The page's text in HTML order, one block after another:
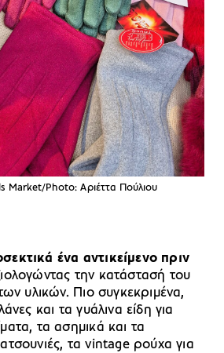
Market/Photo: Aριέττα Πούλιου
ένα αντικείμενο πριν
την κατάστασή του
υλικών. Πιο συγκεκριμένα,
και τα γυάλινα είδη για
τα ασημικά και τα
τα vintage ρούχα για